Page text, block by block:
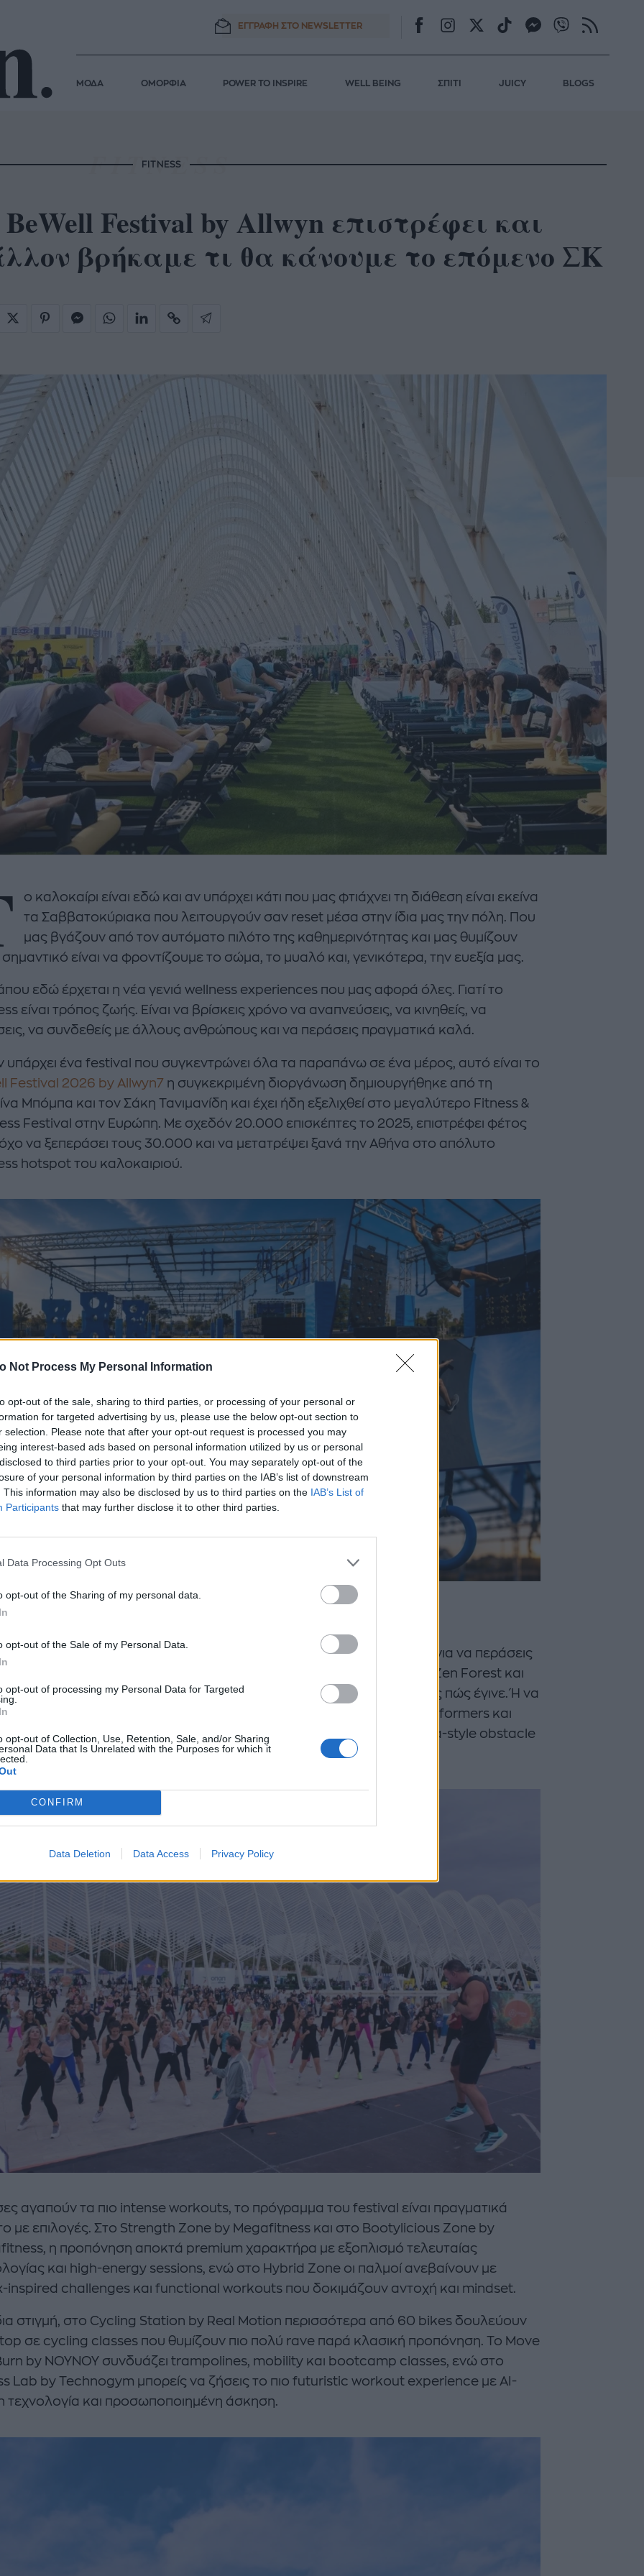
Not Process My Personal Information
opt-out of the sale, sharing to third parties, or processing of your personal or
for targeted advertising by us, please use the below opt-out section to
selection. Please note that after your opt-out request is processed you may
interest-based ads based on personal information utilized by us or personal
to third parties prior to your opt-out. You may separately opt-out of the
of your personal information by third parties on the IAB’s list of downstream
This information may also be disclosed by us to third parties on the IAB’s List of
Participants that may further disclose it to other third parties.
Data Processing Opt Outs
opt-out of the Sharing of my personal data.
opt-out of the Sale of my Personal Data.
opt-out of processing my Personal Data for Targeted
opt-out of Collection, Use, Retention, Sale, and/or Sharing
Data that Is Unrelated with the Purposes for which it
CONFIRM
Data Deletion Data Access Privacy Policy
ΕΓΓΡΑΦΗ ΣΤΟ NEWSLETTER
ΜΟΔΑ ΟΜΟΡΦΙΑ POWER TO INSPIRE WELL BEING ΣΠΙΤΙ JUICY BLOGS
FITNESS
Festival by Allwyn επιστρέφει και
βρήκαμε τι θα κάνουμε το επόμενο ΣΚ
ο καλοκαίρι είναι εδώ και αν υπάρχει κάτι που μας φτιάχνει τη διάθεση είναι εκείνα
τα Σαββατοκύριακα που λειτουργούν σαν reset μέσα στην ίδια μας την πόλη. Που
μας βγάζουν από τον αυτόματο πιλότο της καθημερινότητας και μας θυμίζουν
είναι να φροντίζουμε το σώμα, το μυαλό και, γενικότερα, την ευεξία μας.
εδώ έρχεται η νέα γενιά wellness experiences που μας αφορά όλες. Γιατί το
είναι τρόπος ζωής. Είναι να βρίσκεις χρόνο να αναπνεύσεις, να κινηθείς, να
να συνδεθείς με άλλους ανθρώπους και να περάσεις πραγματικά καλά.
υπάρχει ένα festival που συγκεντρώνει όλα τα παραπάνω σε ένα μέρος, αυτό είναι το
Festival 2026 by Allwyn7 η συγκεκριμένη διοργάνωση δημιουργήθηκε από τη
Μπόμπα και τον Σάκη Τανιμανίδη και έχει ήδη εξελιχθεί στο μεγαλύτερο Fitness &
Festival στην Ευρώπη. Με σχεδόν 20.000 επισκέπτες το 2025, επιστρέφει φέτος
να ξεπεράσει τους 30.000 και να μετατρέψει ξανά την Αθήνα στο απόλυτο
hotspot του καλοκαιριού.
η κίνηση γίνεται εμπειρία
ωραίο στο BeWell Festival 2026 by Allwyn
απαραίτητα fitness addict για να περάσεις
Τι σημαίνει αυτό; Ότι μπορείς να ξεκινήσεις τη μέρα σου με yoga στο Zen Forest και
να χορεύεις K-Pop στο Dance Floor χωρίς καν να καταλάβεις πώς έγινε. Ή να
για πρώτη φορά reformer pilates στο Pilates Pavilion με τα 50 reformers και
ώρες μετά να βρίσκεσαι στο Allwyn Challenge Field, ένα τεράστιο ninja-style obstacle
γεμάτο αδρεναλίνη και challenges.
αγαπούν τα πιο intense workouts, το πρόγραμμα του festival είναι πραγματικά
με επιλογές. Στο Strength Zone by Megafitness και στο Bootylicious Zone by
η προπόνηση αποκτά premium χαρακτήρα με εξοπλισμό τελευταίας
και high-energy sessions, ενώ στο Hybrid Zone οι παλμοί ανεβαίνουν με
inspired challenges και functional workouts που δοκιμάζουν αντοχή και mindset.
στιγμή, στο Cycling Station by Real Motion περισσότερα από 60 bikes δουλεύουν
σε cycling classes που θυμίζουν πιο πολύ rave παρά κλασική προπόνηση. Το Move
by NOYNOY συνδυάζει trampolines, mobility και bootcamp classes, ενώ στο
Lab by Technogym μπορείς να ζήσεις το πιο futuristic workout experience με AI-
τεχνολογία και προσωποποιημένη άσκηση.
ΑΠΟΣΤΟΛΟΠΟΥΛΟΥ
καλοκαιρινή
σαλάτα με
φέτα και φράουλες
ΔΑΦΝΗ ΚΑΡΑΒΟΚΥΡΗ
Nτίνα Νικολάου: «Όταν
έπαθα την πρώτη κρίση
πανικού νόμιζα πως θα
ΣΑΜΑΝΘΑ ΑΠΟΣΤΟΛΟΠΟΥΛΟΥ
Δείτε όσα έγιναν στον 13ο
Celebrity Beach Volleyball